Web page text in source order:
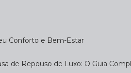
Conforto e Bem-Estar
de Repouso de Luxo: O Guia